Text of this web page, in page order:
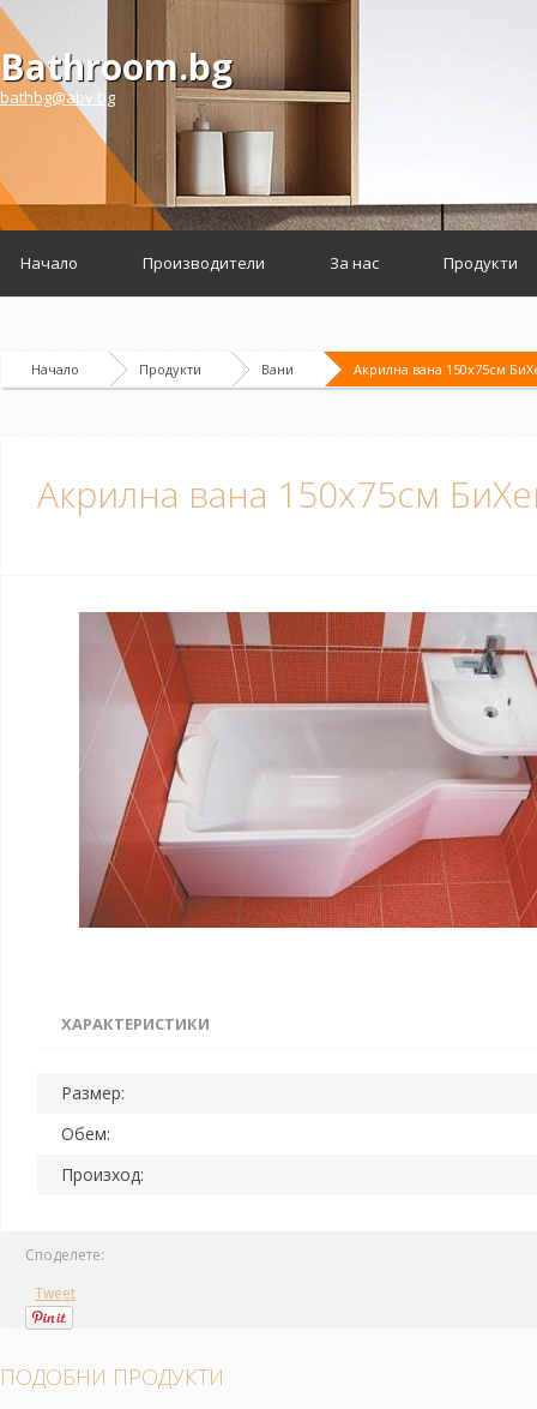
Bathroom.bg
bathbg@abv.bg
Начало Производители За нас Продукти
Начало Продукти Вани Акрилна вана 150x75см
Акрилна вана 150x75см
ХАРАКТЕРИСТИКИ
Размер:
Обем:
Произход:
Споделете:
Tweet
ПОДОБНИ ПРОДУКТИ